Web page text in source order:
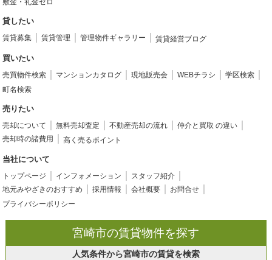
敷金・礼金ゼロ
貸したい
賃貸募集 賃貸管理 管理物件ギャラリー 賃貸経営ブログ
買いたい
売買物件検索 マンションカタログ 現地販売会 WEBチラシ
学区検索
町名検索
売りたい
売却について 無料売却査定 不動産売却の流れ
仲介と買取 の違い
売却時の諸費用
高く売るポイント
当社について
トップページ インフォメーション
スタッフ紹介
地元みやざきのおすすめ
採用情報 会社概要
お問合せ
プライバシーポリシー
宮崎市の賃貸物件を探す
人気条件から宮崎市の賃貸を検索